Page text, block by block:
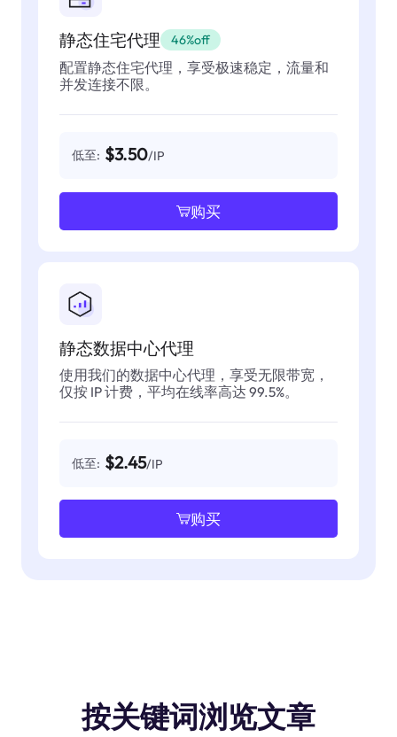
静态住宅代理 46%off
配置静态住宅代理，享受极速稳定，流量和
并发连接不限。
低至: $3.50/IP
购买
静态数据中心代理
使用我们的数据中心代理，享受无限带宽，
仅按 IP 计费，平均在线率高达 99.5%。
低至: $2.45/IP
购买
按关键词浏览文章